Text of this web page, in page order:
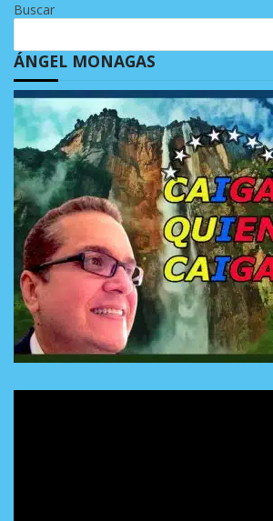
Buscar
ÁNGEL MONAGAS